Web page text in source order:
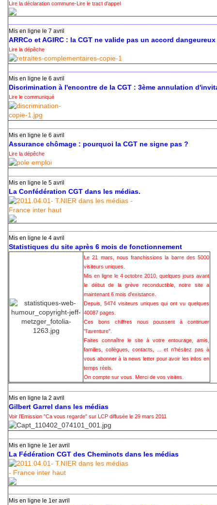
Lire la déclaration commune-Lire le tract d'appel
Mis en ligne le 7 avril
ARRCo et AGIRC : la CGT ne valide pas un accord
Lire la dépêche
Mis en ligne le 6 avril
Discrimination à l'encontre de la CGT : 3ème annulation
Lire le communiqué
Mis en ligne le 6 avril
Assurance chômage : pourquoi la CGT ne signe pas ?
Lire la dépêche
Mis en ligne le 5 avril
La Confédération CGT dans les médias.
Mis en ligne le 4 avril
Statistiques du site après 6 mois de fonctionnement
Le 21 mars, nous franchissions la barre des 5000
visiteurs uniques.
Mis en ligne le 4 octobre 2010, quelques jours avant
le début de la grève reconductible, notre site a
maintenant 6 mois d'existance.
Depuis, 5474 visiteurs uniques qui ont vu quelques
40087 pages.
Ces bons chiffres nous poussent à continuer
"l'aventure".
Faites connaître le site à votre entourage, amis,
familles, collègues, contacts, ... et n'hésitez pas à
vous abonner à la news letter pour avoir les infos en
temps réels.
On compte sur vous. Merci de vos visites.
Mis en ligne la 2 avril
Gilbert Garrel dans les médias
Voir l'Emission "Ca vous regarde" sur LCP diffusée le 29 mars 2011
Mis en ligne le 1er avril
La Fédération CGT des Cheminots dans les médias
Mis en ligne le 1er avril